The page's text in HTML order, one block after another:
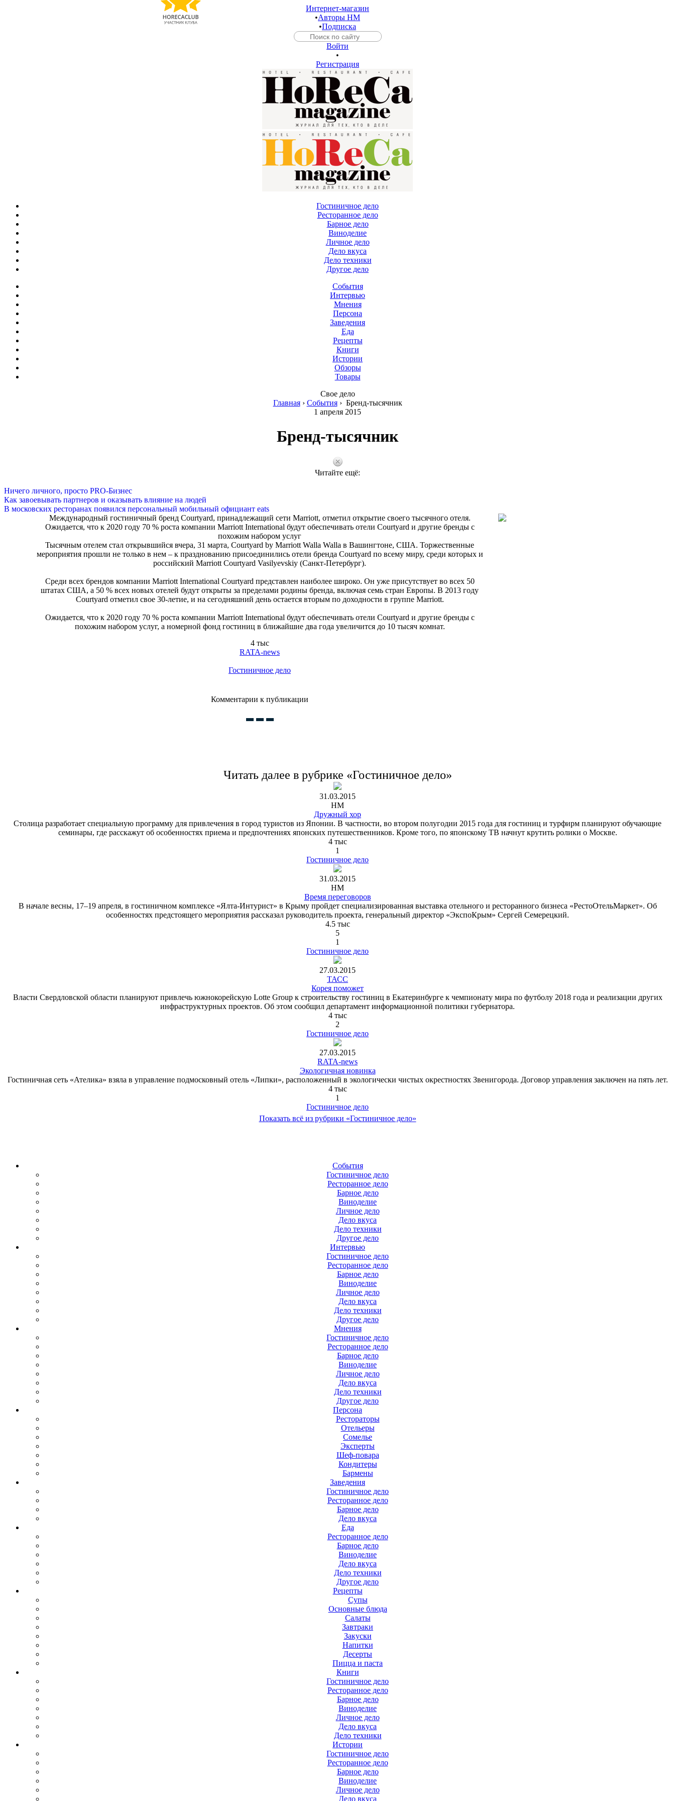
Интернет-магазин
•Авторы HM
•Подписка
Войти
•
Регистрация
Гостиничное дело
Ресторанное дело
Барное дело
Виноделие
Личное дело
Дело вкуса
Дело техники
Другое дело
События
Интервью
Мнения
Персона
Заведения
Еда
Рецепты
Книги
Истории
Обзоры
Товары
Свое дело
Главная› События› Бренд-тысячник
1 апреля 2015
Бренд-тысячник
Читайте ещё:
Ничего личного, просто PRO-Бизнес
Как завоевывать партнеров и оказывать влияние на людей
В московских ресторанах появился персональный мобильный официант eats
Международный гостиничный бренд Courtyard, принадлежащий сети Marriott, отметил открытие своего тысячного отеля.
Ожидается, что к 2020 году 70 % роста компании Marriott International будут обеспечивать отели Courtyard и другие бренды с
похожим набором услуг
Тысячным отелем стал открывшийся вчера, 31 марта, Courtyard by Marriott Walla Walla в Вашингтоне, США. Торжественные
мероприятия прошли не только в нем – к празднованию присоединились отели бренда Courtyard по всему миру, среди которых и
российский Marriott Courtyard Vasilyevskiy (Санкт-Петербург).
Среди всех брендов компании Marriott International Courtyard представлен наиболее широко. Он уже присутствует во всех 50
штатах США, а 50 % всех новых отелей будут открыты за пределами родины бренда, включая семь стран Европы. В 2013 году
Courtyard отметил свое 30-летие, и на сегодняшний день остается вторым по доходности в группе Marriott.
Ожидается, что к 2020 году 70 % роста компании Marriott International будут обеспечивать отели Courtyard и другие бренды с
похожим набором услуг, а номерной фонд гостиниц в ближайшие два года увеличится до 10 тысяч комнат.
4 тыс
RATA-news
Гостиничное дело
Комментарии к публикации
Читать далее в рубрике «Гостиничное дело»
31.03.2015
HM
Дружный хор
Столица разработает специальную программу для привлечения в город туристов из Японии. В частности, во втором полугодии 2015 года для гостиниц и турфирм планируют обучающие
семинары, где расскажут об особенностях приема и предпочтениях японских путешественников. Кроме того, по японскому ТВ начнут крутить ролики о Москве.
4 тыс
1
Гостиничное дело
31.03.2015
HM
Время переговоров
В начале весны, 17–19 апреля, в гостиничном комплексе «Ялта-Интурист» в Крыму пройдет специализированная выставка отельного и ресторанного бизнеса «РестоОтельМаркет». Об
особенностях предстоящего мероприятия рассказал руководитель проекта, генеральный директор «ЭкспоКрым» Сергей Семерецкий.
4.5 тыс
5
1
Гостиничное дело
27.03.2015
ТАСС
Корея поможет
Власти Свердловской области планируют привлечь южнокорейскую Lotte Group к строительству гостиниц в Екатеринбурге к чемпионату мира по футболу 2018 года и реализации других
инфраструктурных проектов. Об этом сообщил департамент информационной политики губернатора.
4 тыс
2
Гостиничное дело
27.03.2015
RATA-news
Экологичная новинка
Гостиничная сеть «Ателика» взяла в управление подмосковный отель «Липки», расположенный в экологически чистых окрестностях Звенигорода. Договор управления заключен на пять лет.
4 тыс
1
Гостиничное дело
Показать всё из рубрики «Гостиничное дело»
События
Гостиничное дело
Ресторанное дело
Барное дело
Виноделие
Личное дело
Дело вкуса
Дело техники
Другое дело
Интервью
Гостиничное дело
Ресторанное дело
Барное дело
Виноделие
Личное дело
Дело вкуса
Дело техники
Другое дело
Мнения
Гостиничное дело
Ресторанное дело
Барное дело
Виноделие
Личное дело
Дело вкуса
Дело техники
Другое дело
Персона
Рестораторы
Отельеры
Сомелье
Эксперты
Шеф-повара
Кондитеры
Бармены
Заведения
Гостиничное дело
Ресторанное дело
Барное дело
Дело вкуса
Еда
Ресторанное дело
Барное дело
Виноделие
Дело вкуса
Дело техники
Другое дело
Рецепты
Супы
Основные блюда
Салаты
Завтраки
Закуски
Напитки
Десерты
Пицца и паста
Книги
Гостиничное дело
Ресторанное дело
Барное дело
Виноделие
Личное дело
Дело вкуса
Дело техники
Истории
Гостиничное дело
Ресторанное дело
Барное дело
Виноделие
Личное дело
Дело вкуса